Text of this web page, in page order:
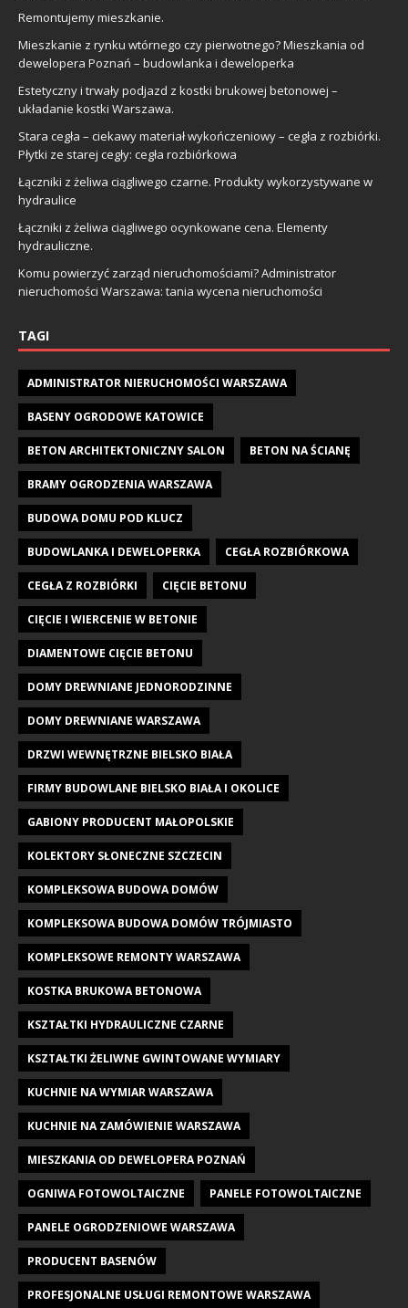
Remontujemy mieszkanie.
Mieszkanie z rynku wtórnego czy pierwotnego? Mieszkania od
dewelopera Poznań – budowlanka i deweloperka
Estetyczny i trwały podjazd z kostki brukowej betonowej –
układanie kostki Warszawa.
Stara cegła – ciekawy materiał wykończeniowy – cegła z rozbiórki.
Płytki ze starej cegły: cegła rozbiórkowa
Łączniki z żeliwa ciągliwego czarne. Produkty wykorzystywane w
hydraulice
Łączniki z żeliwa ciągliwego ocynkowane cena. Elementy
hydrauliczne.
Komu powierzyć zarząd nieruchomościami? Administrator
nieruchomości Warszawa: tania wycena nieruchomości
TAGI
ADMINISTRATOR NIERUCHOMOŚCI WARSZAWA
BASENY OGRODOWE KATOWICE
BETON ARCHITEKTONICZNY SALON BETON NA ŚCIANĘ
BRAMY OGRODZENIA WARSZAWA
BUDOWA DOMU POD KLUCZ
BUDOWLANKA I DEWELOPERKA CEGŁA ROZBIÓRKOWA
CEGŁA Z ROZBIÓRKI CIĘCIE BETONU
CIĘCIE I WIERCENIE W BETONIE
DIAMENTOWE CIĘCIE BETONU
DOMY DREWNIANE JEDNORODZINNE
DOMY DREWNIANE WARSZAWA
DRZWI WEWNĘTRZNE BIELSKO BIAŁA
FIRMY BUDOWLANE BIELSKO BIAŁA I OKOLICE
GABIONY PRODUCENT MAŁOPOLSKIE
KOLEKTORY SŁONECZNE SZCZECIN
KOMPLEKSOWA BUDOWA DOMÓW
KOMPLEKSOWA BUDOWA DOMÓW TRÓJMIASTO
KOMPLEKSOWE REMONTY WARSZAWA
KOSTKA BRUKOWA BETONOWA
KSZTAŁTKI HYDRAULICZNE CZARNE
KSZTAŁTKI ŻELIWNE GWINTOWANE WYMIARY
KUCHNIE NA WYMIAR WARSZAWA
KUCHNIE NA ZAMÓWIENIE WARSZAWA
MIESZKANIA OD DEWELOPERA POZNAŃ
OGNIWA FOTOWOLTAICZNE PANELE FOTOWOLTAICZNE
PANELE OGRODZENIOWE WARSZAWA
PRODUCENT BASENÓW
PROFESJONALNE USŁUGI REMONTOWE WARSZAWA